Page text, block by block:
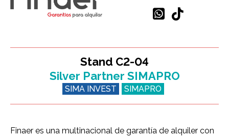
Finaer es una multinacional de garantía de alquiler con
Stand C2-04
Silver Partner SIMAPRO
SIMA INVEST SIMAPRO